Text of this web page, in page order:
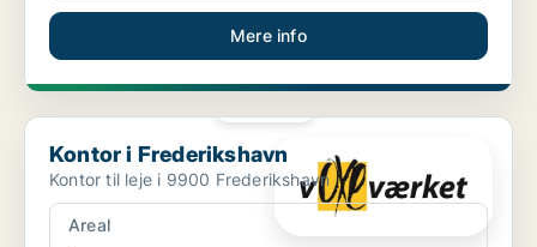
Mere info
Kontor i Frederikshavn
Kontor i Frederikshavn
Kontor til leje i 9900 Frederikshavn
Areal